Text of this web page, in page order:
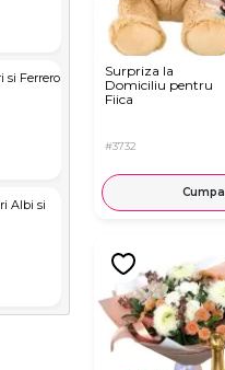
si Ferrero
Albi si
Surpriza la
Domiciliu pentru
Fiica
#3732